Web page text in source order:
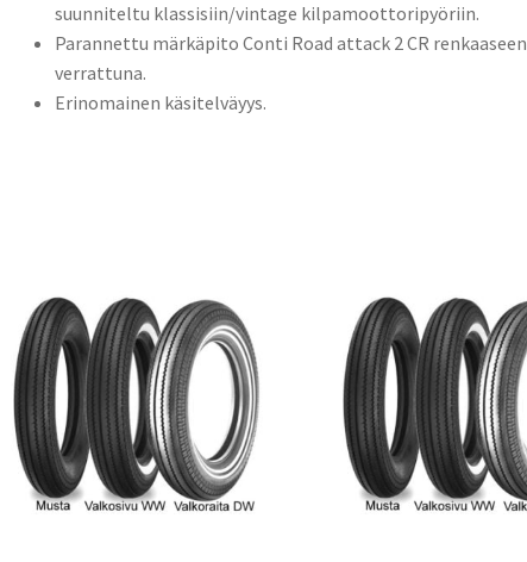
suunniteltu klassisiin/vintage kilpamoottoripyöriin.
Parannettu märkäpito Conti Road attack 2 CR renkaaseen
verrattuna.
Erinomainen käsitelväyys.